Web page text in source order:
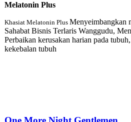
Melatonin Plus
Khasiat Melatonin Plus Menyeimbangkan
Sahabat Bisnis Terlaris Wanggudu,
Perbaikan kerusakan harian pada
kekebalan tubuh